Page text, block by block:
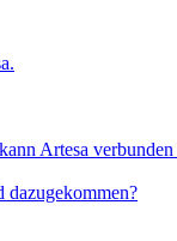
Artesa
dazugekommen?